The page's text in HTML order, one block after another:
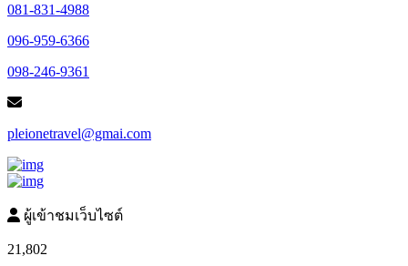
081-831-4988
096-959-6366
098-246-9361
pleionetravel@gmai.com
ผู้เข้าชมเว็บไซต์
21,802